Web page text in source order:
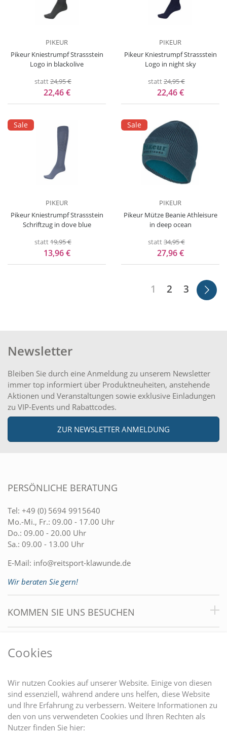
PIKEUR
Pikeur Kniestrumpf Strassstein
Logo in blackolive
statt24,95 €
22,46 €
PIKEUR
Pikeur Kniestrumpf Strassstein
Logo in night sky
statt24,95 €
22,46 €
Sale
PIKEUR
Pikeur Kniestrumpf Strassstein
Schriftzug in dove blue
statt19,95 €
13,96 €
Sale
PIKEUR
Pikeur Mütze Beanie Athleisure
in deep ocean
statt34,95 €
27,96 €
1 2 3
Newsletter
Bleiben Sie durch eine Anmeldung zu unserem Newsletter
immer top informiert über Produktneuheiten, anstehende
Aktionen und Veranstaltungen sowie exklusive Einladungen
zu VIP-Events und Rabattcodes.
ZUR NEWSLETTER ANMELDUNG
PERSÖNLICHE BERATUNG
Tel: +49 (0) 5694 9915640
Mo.-Mi., Fr.: 09.00 - 17.00 Uhr
Do.: 09.00 - 20.00 Uhr
Sa.: 09.00 - 13.00 Uhr
E-Mail: info@reitsport-klawunde.de
Wir beraten Sie gern!
KOMMEN SIE UNS BESUCHEN
EINKAUFEN
Cookies
Wir nutzen Cookies auf unserer Website. Einige von diesen
sind essenziell, während andere uns helfen, diese Website
und Ihre Erfahrung zu verbessern. Weitere Informationen zu
den von uns verwendeten Cookies und Ihren Rechten als
Nutzer finden Sie hier: